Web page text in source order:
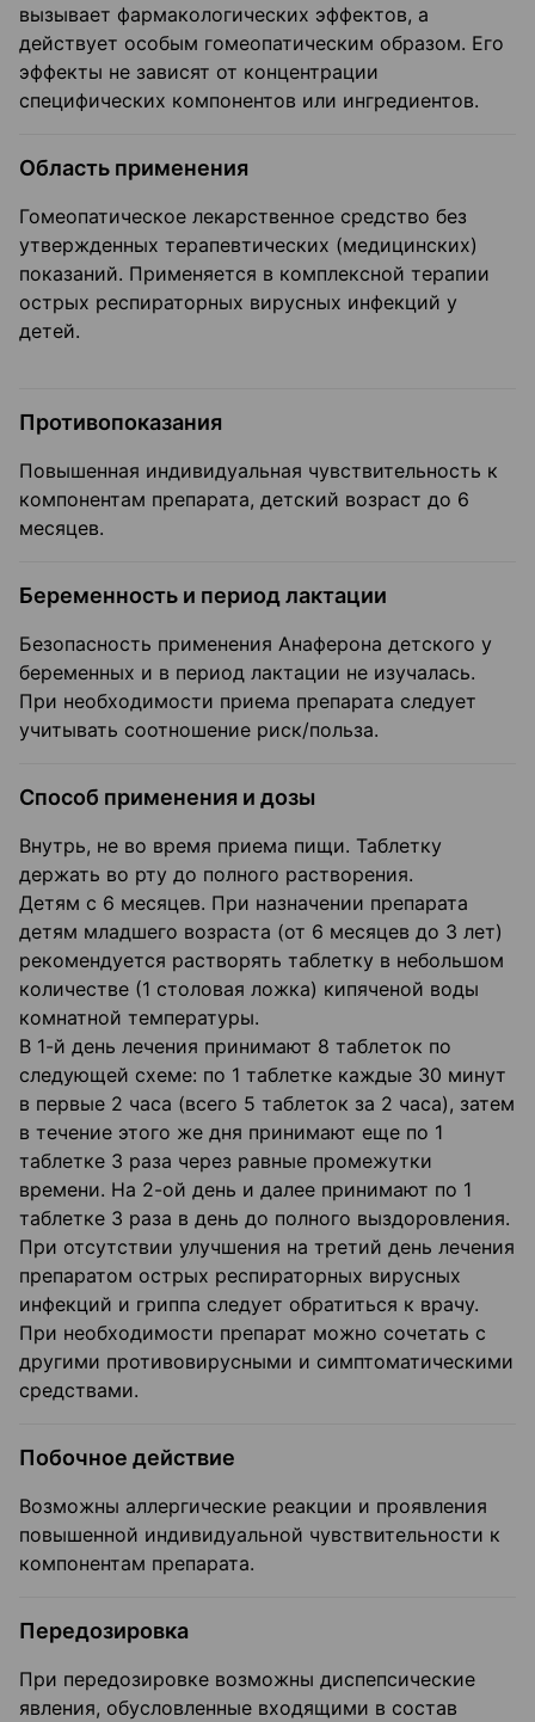
вызывает фармакологических эффектов, а
действует особым гомеопатическим образом. Его
эффекты не зависят от концентрации
специфических компонентов или ингредиентов.
Область применения
Гомеопатическое лекарственное средство без
утвержденных терапевтических (медицинских)
показаний. Применяется в комплексной терапии
острых респираторных вирусных инфекций у
детей.
Противопоказания
Повышенная индивидуальная чувствительность к
компонентам препарата, детский возраст до 6
месяцев.
Беременность и период лактации
Безопасность применения Анаферона детского у
беременных и в период лактации не изучалась.
При необходимости приема препарата следует
учитывать соотношение риск/польза.
Способ применения и дозы
Внутрь, не во время приема пищи. Таблетку
держать во рту до полного растворения.
Детям с 6 месяцев. При назначении препарата
детям младшего возраста (от 6 месяцев до 3 лет)
рекомендуется растворять таблетку в небольшом
количестве (1 столовая ложка) кипяченой воды
комнатной температуры.
В 1-й день лечения принимают 8 таблеток по
следующей схеме: по 1 таблетке каждые 30 минут
в первые 2 часа (всего 5 таблеток за 2 часа), затем
в течение этого же дня принимают еще по 1
таблетке 3 раза через равные промежутки
времени. На 2-ой день и далее принимают по 1
таблетке 3 раза в день до полного выздоровления.
При отсутствии улучшения на третий день лечения
препаратом острых респираторных вирусных
инфекций и гриппа следует обратиться к врачу.
При необходимости препарат можно сочетать с
другими противовирусными и симптоматическими
средствами.
Побочное действие
Возможны аллергические реакции и проявления
повышенной индивидуальной чувствительности к
компонентам препарата.
Передозировка
При передозировке возможны диспепсические
явления, обусловленные входящими в состав